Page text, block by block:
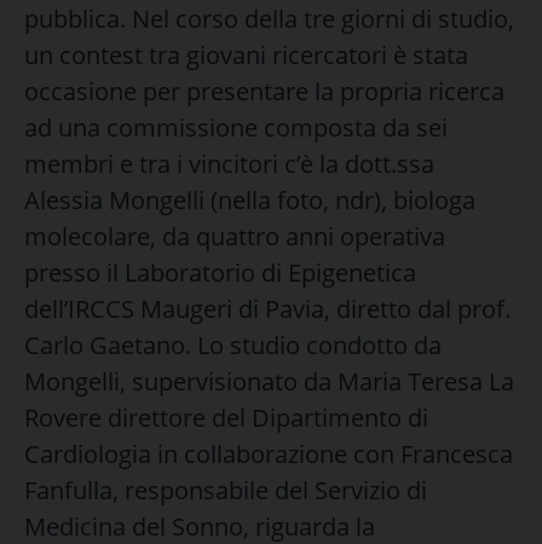
pubblica. Nel corso della tre giorni di studio,
un contest tra giovani ricercatori è stata
occasione per presentare la propria ricerca
ad una commissione composta da sei
membri e tra i vincitori c’è la dott.ssa
Alessia Mongelli (nella foto, ndr), biologa
molecolare, da quattro anni operativa
presso il Laboratorio di Epigenetica
dell’IRCCS Maugeri di Pavia, diretto dal prof.
Carlo Gaetano. Lo studio condotto da
Mongelli, supervisionato da Maria Teresa La
Rovere direttore del Dipartimento di
Cardiologia in collaborazione con Francesca
Fanfulla, responsabile del Servizio di
Medicina del Sonno, riguarda la